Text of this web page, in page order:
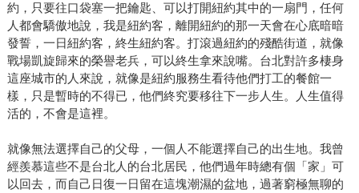
約，只要往口袋塞一把鑰匙、可以打開紐約其中的一扇門，任何
人都會驕傲地說，我是紐約客，離開紐約的那一天會在心底暗暗
發誓，一日紐約客，終生紐約客。打滾過紐約的殘酷街道，就像
戰場凱旋歸來的榮譽老兵，可以終生拿來說嘴。台北對許多棲身
這座城市的人來說，就像是紐約服務生看待他們打工的餐館一
樣，只是暫時的不得已，他們終究要移往下一步人生。人生值得
活的，不會是這裡。
就像無法選擇自己的父母，一個人不能選擇自己的出生地。我曾
經羨慕這些不是台北人的台北居民，他們過年時總有個「家」可
以回去，而自己日復一日留在這塊潮濕的盆地，過著窮極無聊的